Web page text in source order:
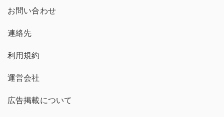
お問い合わせ
連絡先
利用規約
運営会社
広告掲載について